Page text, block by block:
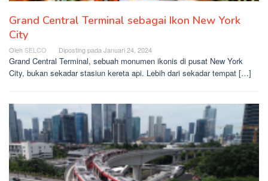
Grand Central Terminal sebagai Ikon New York
City
Oleh SELCO Diposting padaJanuari 24, 2024
Grand Central Terminal, sebuah monumen ikonis di pusat New York
City, bukan sekadar stasiun kereta api. Lebih dari sekadar tempat […]